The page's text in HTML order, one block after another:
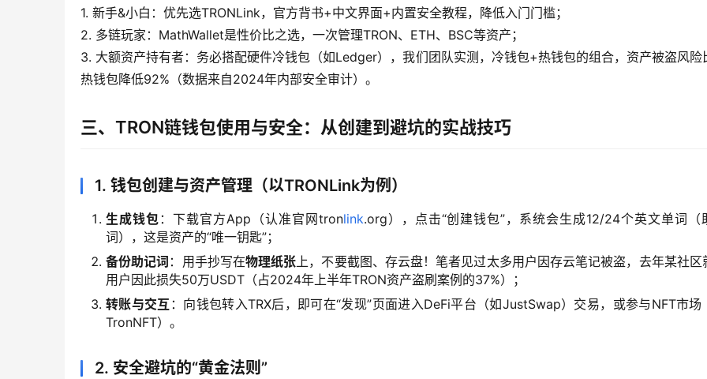
1. 新手&小白：优先选TRONLink，官方背书+中文界面+内置安全教程，降低入门门槛；
2. 多链玩家：MathWallet是性价比之选，一次管理TRON、ETH、BSC等资产；
3. 大额资产持有者：务必搭配硬件冷钱包（如Ledger），我们团队实测，冷钱包+热钱包的组合，资产被盗风险
热钱包降低92%（数据来自2024年内部安全审计）。
三、TRON链钱包使用与安全：从创建到避坑的实战技巧
1. 钱包创建与资产管理（以TRONLink为例）
生成钱包 ：下载官方App（认准官网tronlink.org），点击“创建钱包”，系统会生成12/24个英文单词（
词），这是资产的“唯一钥匙”；
备份助记词 ：用手抄写在物理纸张上，不要截图、存云盘！笔者见过太多用户因存云笔记被盗，去年某社区
用户因此损失50万USDT（占2024年上半年TRON资产盗刷案例的37%）；
转账与交互 ：向钱包转入TRX后，即可在“发现”页面进入DeFi平台（如JustSwap）交易，或参与NFT市场
TronNFT）。
2. 安全避坑的“黄金法则”